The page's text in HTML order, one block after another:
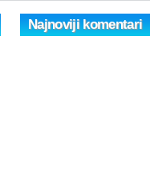
Najnoviji komentari